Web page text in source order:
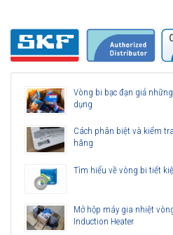
Vòng bi bạc đạn giả
dụng
Cách phân biệt và kiểm
hãng
Tìm hiểu về vòng bi tiết
Mở hộp máy gia nhiệt
Induction Heater